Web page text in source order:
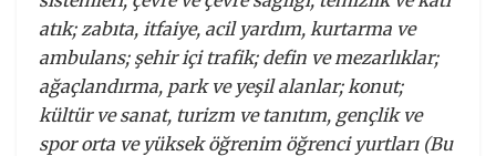
atık; zabıta, itfaiye, acil yardım, kurtarma ve
ambulans; şehir içi trafik; defin ve mezarlıklar;
ağaçlandırma, park ve yeşil alanlar; konut;
kültür ve sanat, turizm ve tanıtım, gençlik ve
spor orta ve yüksek öğrenim öğrenci yurtları (Bu